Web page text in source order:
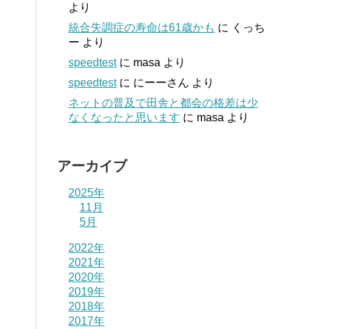
より
統合失調症の寿命は61歳かも に くっち
ー より
speedtestに masa より
speedtestに にーーさん より
ネットの普及で田舎と都会の格差は少
なくなったと思います に masa より
アーカイブ
2025年
11月
5月
2022年
2021年
2020年
2019年
2018年
2017年